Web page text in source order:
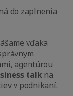
do zaplnenia
vďaka
agentúrou
talk na
v podnikaní.